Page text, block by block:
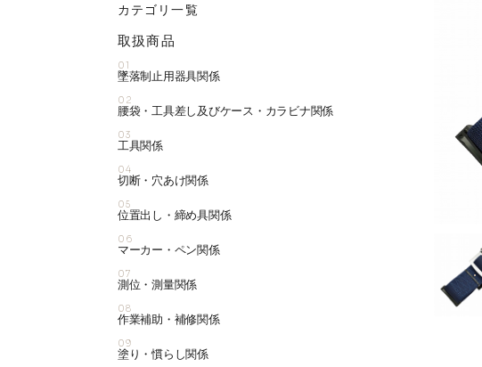
カテゴリ一覧
取扱商品
01
墜落制止用器具関係
02
腰袋・工具差し及びケース・カラビナ関係
03
工具関係
04
切断・穴あけ関係
05
位置出し・締め具関係
06
マーカー・ペン関係
07
測位・測量関係
08
作業補助・補修関係
09
塗り・慣らし関係